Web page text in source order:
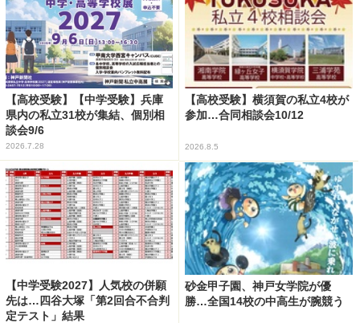
【高校受験】【中学受験】兵庫
県内の私立31校が集結、個別相
談会9/6
2026.7.28
【高校受験】横須賀の私立4校が
参加…合同相談会10/12
2026.8.5
【中学受験2027】人気校の併願
先は…四谷大塚「第2回合不合判
定テスト」結果
砂金甲子園、神戸女学院が優
勝…全国14校の中高生が腕競う